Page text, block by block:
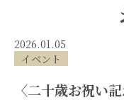
2026.01.05
イベント
〈二十歳お祝い